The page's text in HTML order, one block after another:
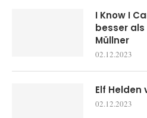
I Know I
besser
Müllner
02.12.2023
Elf Helden
02.12.2023